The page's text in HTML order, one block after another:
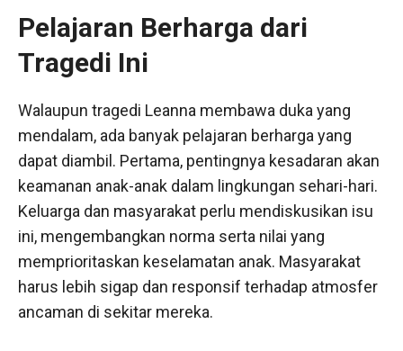
Pelajaran Berharga dari
Tragedi Ini
Walaupun tragedi Leanna membawa duka yang
mendalam, ada banyak pelajaran berharga yang
dapat diambil. Pertama, pentingnya kesadaran akan
keamanan anak-anak dalam lingkungan sehari-hari.
Keluarga dan masyarakat perlu mendiskusikan isu
ini, mengembangkan norma serta nilai yang
memprioritaskan keselamatan anak. Masyarakat
harus lebih sigap dan responsif terhadap atmosfer
ancaman di sekitar mereka.